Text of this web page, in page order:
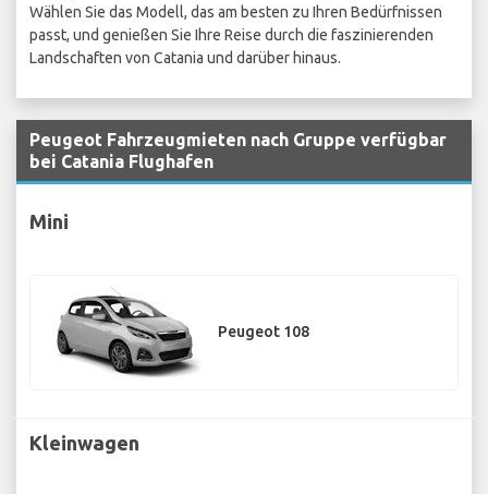
Wählen Sie das Modell, das am besten zu Ihren Bedürfnissen
passt, und genießen Sie Ihre Reise durch die faszinierenden
Landschaften von Catania und darüber hinaus.
Peugeot Fahrzeugmieten nach Gruppe verfügbar
bei Catania Flughafen
Mini
Peugeot 108
Kleinwagen